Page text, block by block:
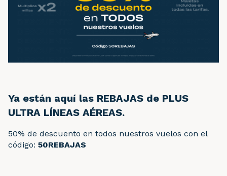
Ya están aquí las REBAJAS de PLUS
ULTRA LÍNEAS AÉREAS.
50% de descuento en todos nuestros vuelos con el
código: 50REBAJAS